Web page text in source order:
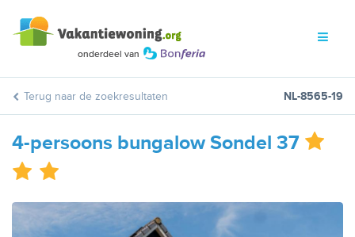
Terug naar de zoekresultaten NL-8565-19
4-persoons bungalow Sondel 37